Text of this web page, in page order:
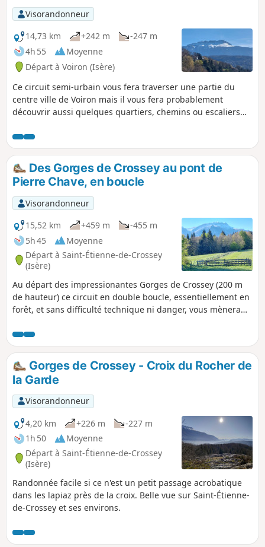
Visorandonneur
14,73 km
+242 m
-247 m
4h 55
Moyenne
Départ à Voiron (Isère)
Ce circuit semi-urbain vous fera traverser une partie du
centre ville de Voiron mais il vous fera probablement
découvrir aussi quelques quartiers, chemins ou escaliers
on aura également de belles vues sur la Chartreuse, le
Vercors et la vallée de Grenoble.
Des Gorges de Crossey au pont de
Pierre Chave, en boucle
Visorandonneur
15,52 km
+459 m
-455 m
5h 45
Moyenne
Départ à Saint-Étienne-de-Crossey
(Isère)
Au départ des impressionantes Gorges de Crossey (200 m
de hauteur) ce circuit en double boucle, essentiellement en
forêt, et sans difficulté technique ni danger, vous mènera
configuration assez rare en spirale où la route passe
successivement sous et sur le pont. Au retour l'itinéraire
passera par le Rocher de la Garde, joli belvédère sur Saint-
Étienne de Crossey et le Voironnais.
Gorges de Crossey - Croix du Rocher de
la Garde
Visorandonneur
4,20 km
+226 m
-227 m
1h 50
Moyenne
Départ à Saint-Étienne-de-Crossey
(Isère)
Randonnée facile si ce n'est un petit passage acrobatique
dans les lapiaz près de la croix. Belle vue sur Saint-Étienne-
de-Crossey et ses environs.